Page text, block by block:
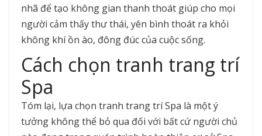
nhã để tạo không gian thanh thoát giúp cho mọi
người cảm thấy thư thái, yên bình thoát ra khỏi
không khí ồn ào, đông đúc của cuộc sống.
Cách chọn tranh trang trí
Spa
Tóm lại, lựa chọn tranh trang trí Spa là một ý
tưởng không thể bỏ qua đối với bất cứ người chủ